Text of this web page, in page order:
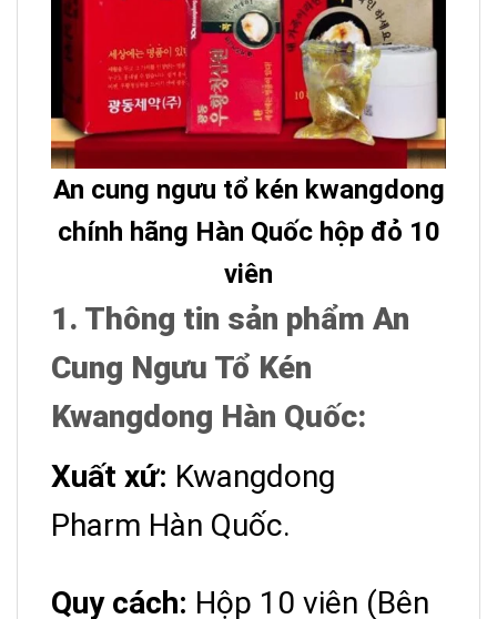
An cung ngưu tổ kén kwangdong
chính hãng Hàn Quốc hộp đỏ 10
viên
1. Thông tin sản phẩm An
Cung Ngưu Tổ Kén
Kwangdong Hàn Quốc:
Xuất xứ: Kwangdong
Pharm Hàn Quốc.
Quy cách: Hộp 10 viên (Bên